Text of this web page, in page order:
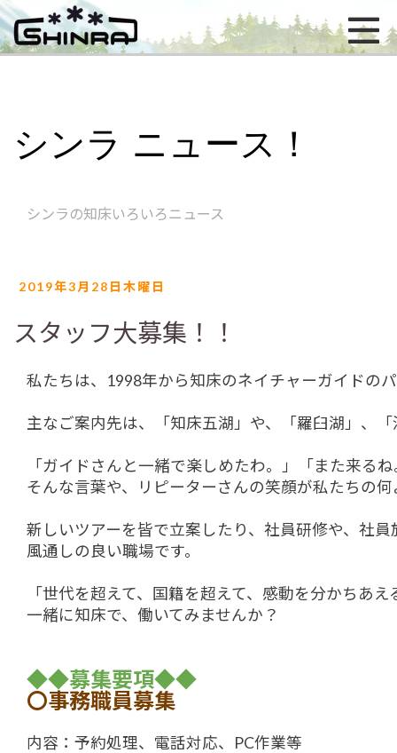
シンラ ニュース！
シンラの知床いろいろニュース
2019年3月28日木曜日
スタッフ大募集！！
私たちは、1998年から知床のネイチャーガイドの
主なご案内先は、「知床五湖」や、「羅臼湖」、
「ガイドさんと一緒で楽しめたわ。」「また来る
そんな言葉や、リピーターさんの笑顔が私たちの
新しいツアーを皆で立案したり、社員研修や、社
風通しの良い職場です。
「世代を超えて、国籍を超えて、感動を分かちあえ
一緒に知床で、働いてみませんか？
◆◆募集要項◆◆
〇事務職員募集
内容：予約処理、電話対応、PC作業等